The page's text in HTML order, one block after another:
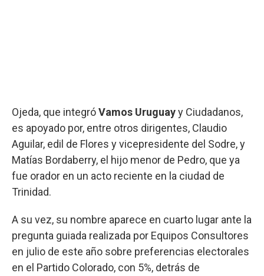
Ojeda, que integróVamos Uruguayy Ciudadanos,
es apoyado por, entre otros dirigentes, Claudio
Aguilar, edil de Flores y vicepresidente del Sodre, y
Matías Bordaberry, el hijo menor de Pedro, que ya
fue orador en un acto reciente en la ciudad de
Trinidad.
A su vez, su nombre aparece en cuarto lugar ante la
pregunta guiada realizada por Equipos Consultores
en julio de este año sobre preferencias electorales
en el Partido Colorado, con 5%, detrás de